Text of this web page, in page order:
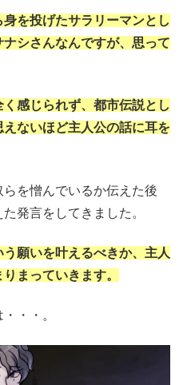
を投げたサラリーマンとし
シさんなんですが、思って
感じられず、都市伝説とし
ないほど主人公の話に耳を
を憎んでいるか伝えた後
発言をしてきました。
願いを叶えるべきか、主人
まっていきます。
・・。